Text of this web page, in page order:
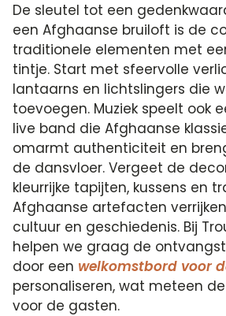
De sleutel tot een
een Afghaanse bruiloft is de
traditionele elementen met
tintje. Start met sfeervolle
lantaarns en lichtslingers die
toevoegen. Muziek speelt ook
live band die Afghaanse
omarmt authenticiteit en
de dansvloer. Vergeet de
kleurrijke tapijten, kussens en
Afghaanse artefacten
cultuur en geschiedenis. Bij
helpen we graag de
door een welkomstbord voor
personaliseren, wat meteen
voor de gasten.